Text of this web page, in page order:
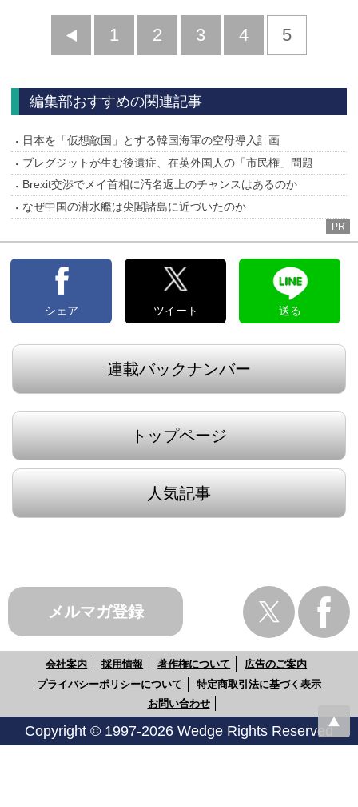
前
1 2 3 4 5
編集部おすすめの関連記事
日本を「仮想敵国」とする韓国海軍の空母導入計画
ブレグジットが生む後遺症、在英外国人の「市民権」問題
Brexit交渉でメイ首相に汚名返上のチャンスはあるのか
なぜ中国の潜水艦は尖閣諸島に近づいたのか
PR
シェア ツイート 送る
連載バックナンバー
トップページ
人気記事
メルマガ登録
会社案内 採用情報 著作権について
広告のご案内
プライバシーポリシーについて
特定商取引法に基づく表示
お問い合わせ
Copyright © 1997-2026 Wedge Rights Reserved